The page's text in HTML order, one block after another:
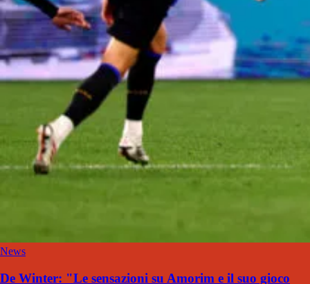
News
De Winter: "Le sensazioni su Amorim e il suo gioco